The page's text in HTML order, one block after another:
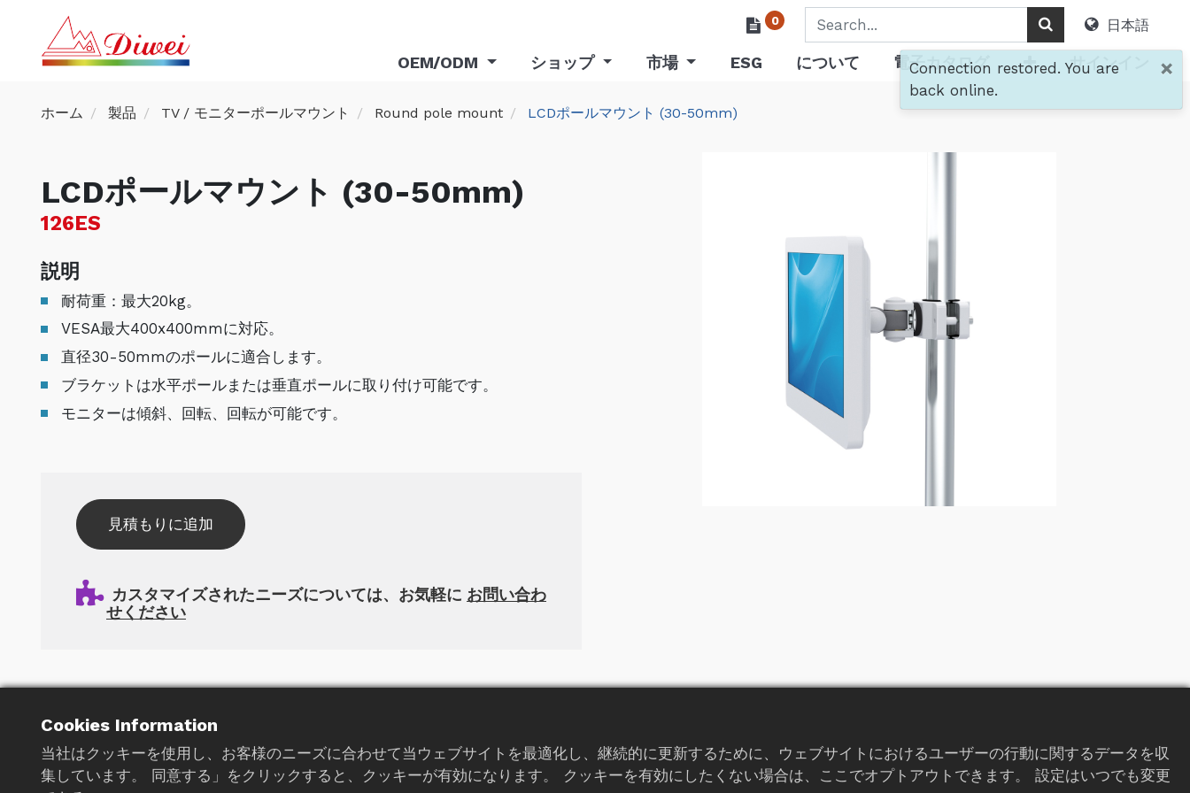
OEM/ODM ショップ 市場 ESG について 電子カタログ サインイン
0 日本語
ホーム 製品 TV / モニターポールマウント Round pole mount LCDポールマウント (30-50mm)
LCDポールマウント (30-50mm)
126ES
説明
耐荷重：最大20kg。
VESA最大400x400mmに対応。
直径30-50mmのポールに適合します。
ブラケットは水平ポールまたは垂直ポールに取り付け可能です。
モニターは傾斜、回転、回転が可能です。
見積もりに追加
カスタマイズされたニーズについては、お気軽に お問い合わ
せください
関連製品
Cookies Information
当社はクッキーを使用し、お客様のニーズに合わせて当ウェブサイトを最適化し、継続的に更新するために、ウェブサイトにおけるユーザーの行動に関するデータを収
集しています。 同意する」をクリックすると、クッキーが有効になります。 クッキーを有効にしたくない場合は、ここでオプトアウトできます。 設定はいつでも変更
×
Connection restored. You are
back online.